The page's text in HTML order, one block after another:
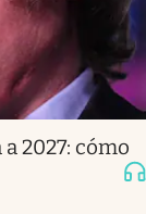
2027: cómo